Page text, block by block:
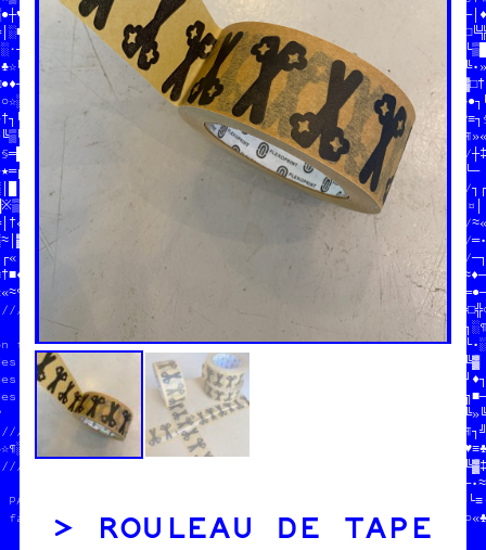
mieux que sur le darkweb  //ES            //
//              //
//
//   //
on fait des pin's    //////////////////////////////////
des affiches         ////                       //   //└─
des cartes postales  ////  on fait des pin's    //   //
des posters          ////  des affiches         //   //¤└
////  des cartes postales  //b  //
░/─/║///////♠//////////▒//  des posters          //   //
///////
«//┼/╗//★/║///╬/////
//    //////////////////////////////////
fait des pin's    //    //                              //
affiches         //K#XQ//M4/€Y9₿|#|*47L+N///LDZ%O      //≈≈╚▓
cartes postales  //         Q9D @E₿- RX /E / ₿0-/imée  //
posters          //5|6MJ₿ #V|N+B#9I/T          €J      //
≡ ╔  ╔■  └ »▒    //  1N9Z/Z$VNA  £-VO@XJY/MJD 7//////////
┼/»/║///////  6LOMJA&A6
\TQ / ARP   2Y E#M  UHX ZD//
5+XY2/€=//5AW/1FYN2X8Q/
//  ////////////
/// CARBONE   //  //
/// édition  //  //
ROULEAU DE TAPE